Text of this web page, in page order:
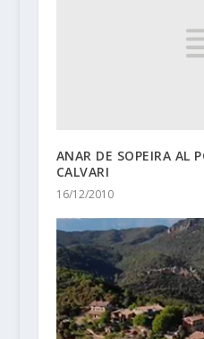
ANAR DE SOPEIRA AL
CALVARI
16/12/2010